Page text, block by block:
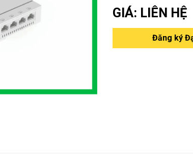
GIÁ: LIÊN HỆ
Đăng ký